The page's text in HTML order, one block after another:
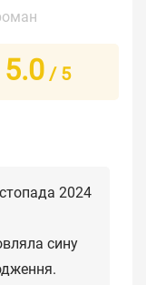
5.0 / 5
2024
сину